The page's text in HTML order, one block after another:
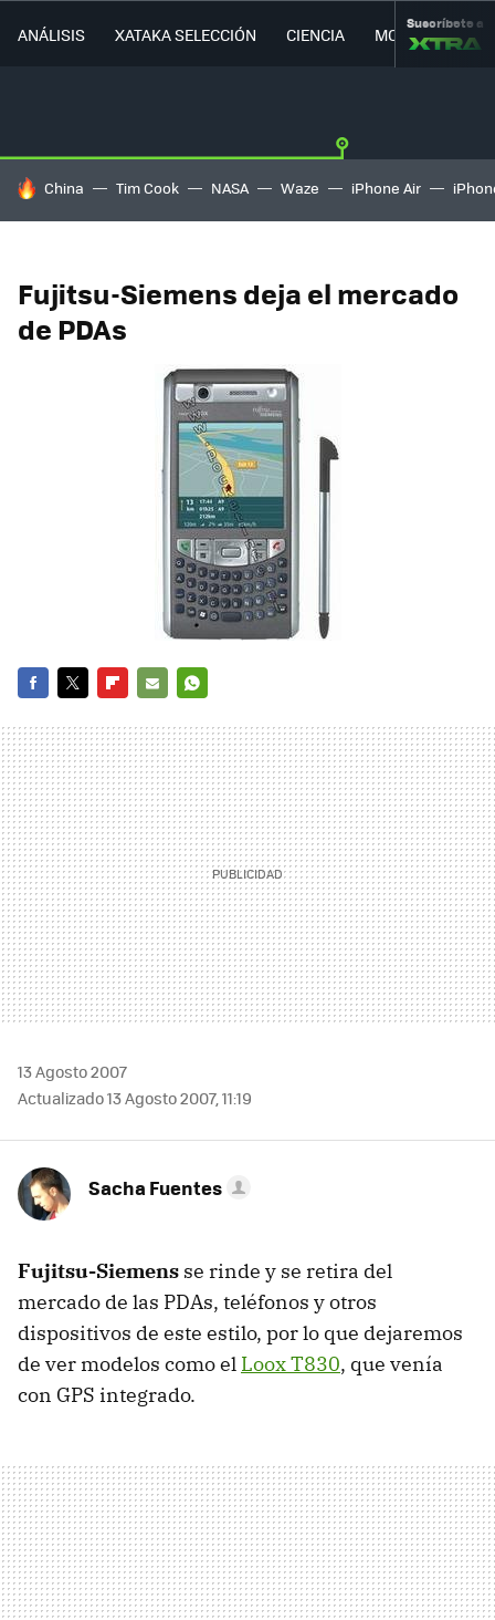
ANÁLISIS XATAKA SELECCIÓN CIENCIA MOVILIDAD
Suscríbete a
HOY SE HABLA DE
China Tim Cook NASA Waze iPhone Air
Fujitsu-Siemens deja el mercado
de PDAs
MAIL
13 Agosto 2007
Actualizado 13 Agosto 2007, 11:19
Sacha Fuentes
Fujitsu-Siemens se rinde y se retira del
mercado de las PDAs, teléfonos y otros
dispositivos de este estilo, por lo que dejaremos
de ver modelos como el Loox T830, que venía
con GPS integrado.